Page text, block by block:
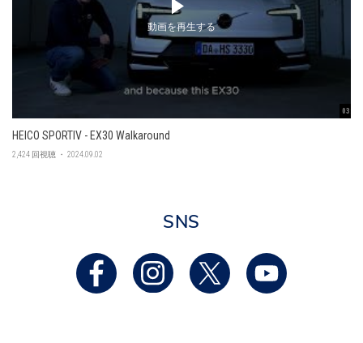
03:45
動画を再生する
HEICO SPORTIV - EX30 Walkaround
2,424 回視聴 ・ 2024.09.02
SNS